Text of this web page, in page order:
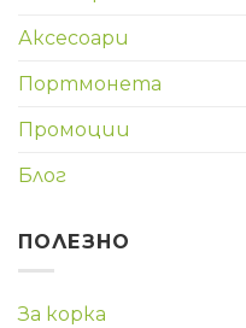
Аксесоари
Портмонета
Промоции
Блог
ПОЛЕЗНО
За корка